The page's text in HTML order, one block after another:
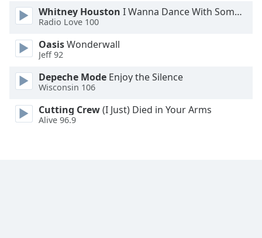
dialog
window.
Whitney Houston I Wanna Dance With Somebody
Radio Love 100
OasisWonderwall
Jeff 92
Depeche Mode Enjoy the Silence
Wisconsin 106
Cutting Crew(I Just) Died in Your Arms
Alive 96.9